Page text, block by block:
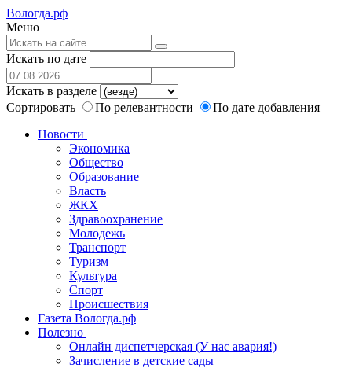
Вологда.рф
Меню
Искать по дате
Искать в разделе
Сортировать
По релевантности
По дате добавления
Новости
Экономика
Общество
Образование
Власть
ЖКХ
Здравоохранение
Молодежь
Транспорт
Туризм
Культура
Спорт
Происшествия
Газета Вологда.рф
Полезно
Онлайн диспетчерская (У нас авария!)
Зачисление в детские сады